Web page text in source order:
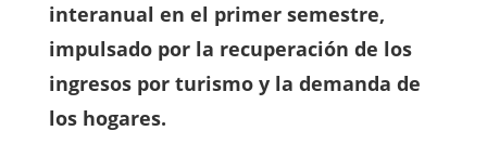
interanual en el primer semestre,
impulsado por la recuperación de los
ingresos por turismo y la demanda de
los hogares.